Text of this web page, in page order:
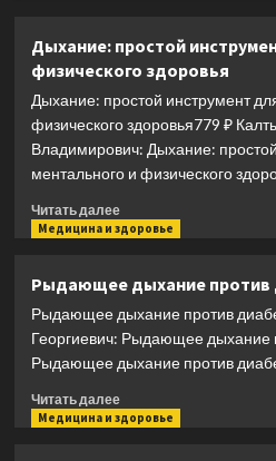
на
страже
вашего
Дыхание: простой
физического здоровья
Дыхание: простой инструмент
физического здоровья779 ₽
Владимирович: Дыхание:
ментального и физического
Читать далееПрочитать
больше
простой
инструмент
для
и
физического
здоровья
Медицина и здоровье
Рыдающее дыхание против
Рыдающее дыхание против
Георгиевич: Рыдающее дыхание
Рыдающее дыхание против
Читать далееПрочитать
больше
Медицина и здоровье